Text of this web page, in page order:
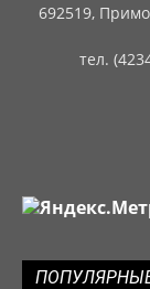
692519,
тел.